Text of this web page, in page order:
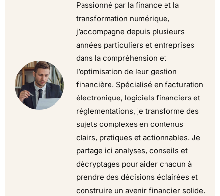
Passionné par la finance et la
transformation numérique,
j’accompagne depuis plusieurs
années particuliers et entreprises
dans la compréhension et
l’optimisation de leur gestion
financière. Spécialisé en facturation
électronique, logiciels financiers et
réglementations, je transforme des
sujets complexes en contenus
clairs, pratiques et actionnables. Je
partage ici analyses, conseils et
décryptages pour aider chacun à
prendre des décisions éclairées et
construire un avenir financier solide.